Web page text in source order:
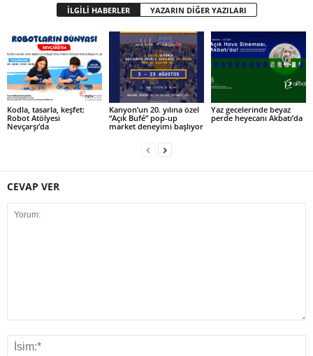
İLGİLİ HABERLER YAZARIN DİĞER YAZILARI
Kodla, tasarla, keşfet:
Robot Atölyesi
Nevçarşı’da
Kanyon’un 20. yılına özel
“Açık Bufé” pop-up
market deneyimi başlıyor
Yaz gecelerinde beyaz
perde heyecanı Akbatı’da
CEVAP VER